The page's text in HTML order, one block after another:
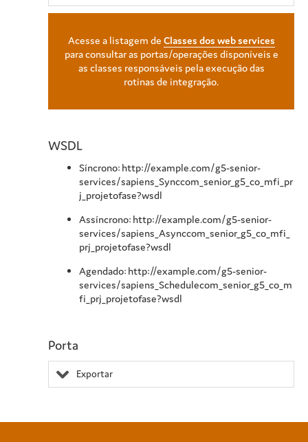
Acesse a listagem de Classes dos web services
para consultar as portas/operações disponíveis e
as classes responsáveis pela execução das
rotinas de integração.
WSDL
Síncrono: http://example.com/g5-senior-
services/sapiens_Synccom_senior_g5_co_mfi_pr
j_projetofase?wsdl
Assíncrono: http://example.com/g5-senior-
services/sapiens_Asynccom_senior_g5_co_mfi_
prj_projetofase?wsdl
Agendado: http://example.com/g5-senior-
services/sapiens_Schedulecom_senior_g5_co_m
fi_prj_projetofase?wsdl
Porta
Exportar